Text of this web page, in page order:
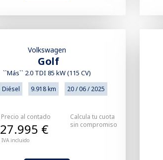
Volkswagen
Golf
``Más`` 2.0 TDI 85 kW (115 CV)
Diésel 9.918 km 20 / 06 / 2025
Precio al contado
IVA incluido
27.995 €
Calcula tu cuota
sin compromiso